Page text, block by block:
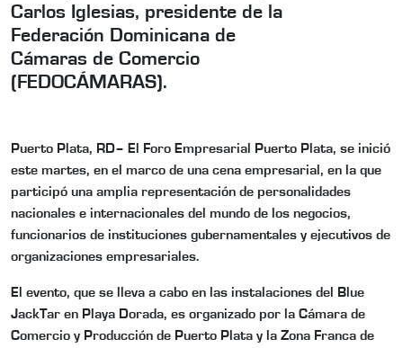
Carlos Iglesias, presidente de la
Federación Dominicana de
Cámaras de Comercio
(FEDOCÁMARAS).
Puerto Plata, RD– El Foro Empresarial Puerto Plata, se inició
este martes, en el marco de una cena empresarial, en la que
participó una amplia representación de personalidades
nacionales e internacionales del mundo de los negocios,
funcionarios de instituciones gubernamentales y ejecutivos de
organizaciones empresariales.
El evento, que se lleva a cabo en las instalaciones del Blue
JackTar en Playa Dorada, es organizado por la Cámara de
Comercio y Producción de Puerto Plata y la Zona Franca de